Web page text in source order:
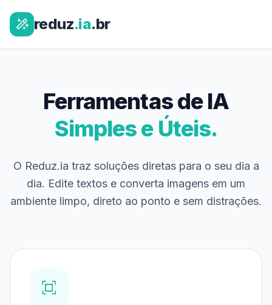
reduz.ia.br
Ferramentas de IA
Simples e Úteis.
O Reduz.ia traz soluções diretas para o seu dia a
dia. Edite textos e converta imagens em um
ambiente limpo, direto ao ponto e sem distrações.